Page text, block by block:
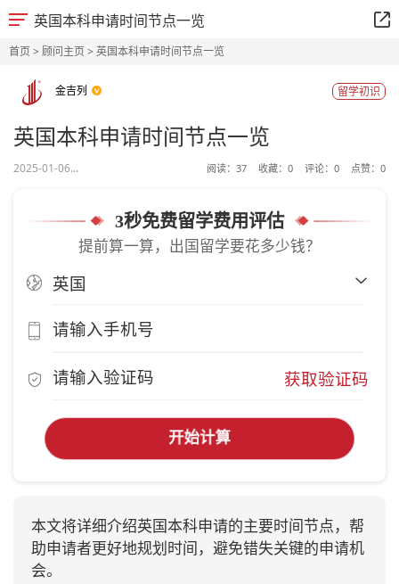
英国本科申请时间节点一览
首页> 顾问主页> 英国本科申请时间节点一览
金吉列 留学初识
英国本科申请时间节点一览
2025-01-06... 阅读： 37 收藏： 0 评论： 0 点赞： 0
3秒免费留学费用评估
提前算一算，出国留学要花多少钱？
获取验证码
开始计算
本文将详细介绍英国本科申请的主要时间节点，帮
助申请者更好地规划时间，避免错失关键的申请机
会。